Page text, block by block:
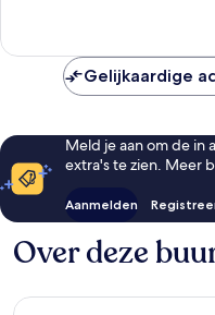
Gelijkaardige
Meld je aan om de in
extra's te zien. Meer
Aanmelden
Over deze